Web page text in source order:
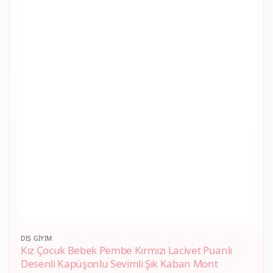
DIŞ GIYIM
Kız Çocuk Bebek Pembe Kırmızı Lacivet Puanlı
Desenli Kapüşonlu Sevimli Şık Kaban Mont
Bu
ürünün
birden